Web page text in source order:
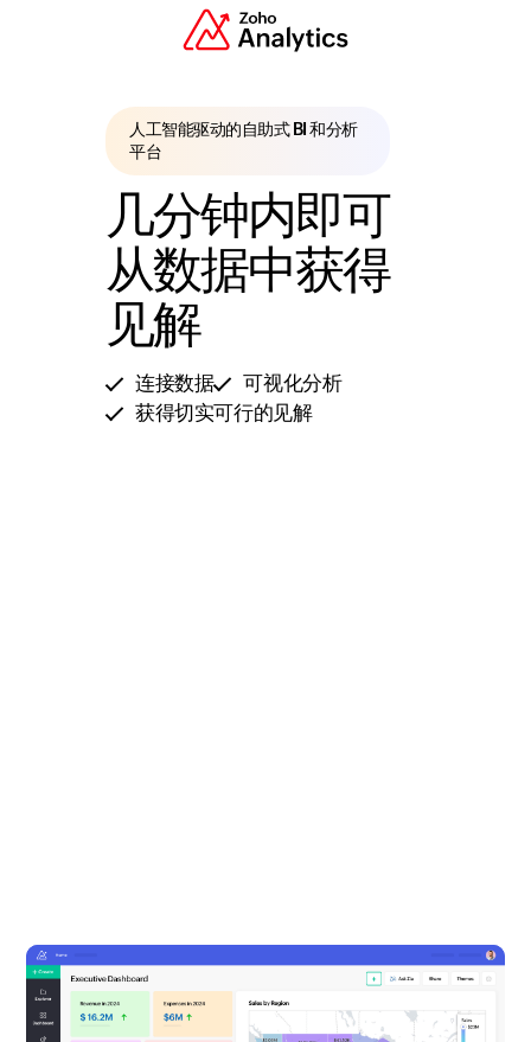
人工智能驱动的自助式 BI 和分析
平台
几分钟内即可
从数据中获得
见解
连接数据
可视化分析
获得切实可行的见解